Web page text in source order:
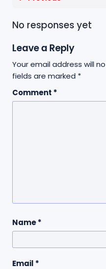
No responses yet
Leave a Reply
Your email address will
fields are marked *
Comment *
Name*
Email *